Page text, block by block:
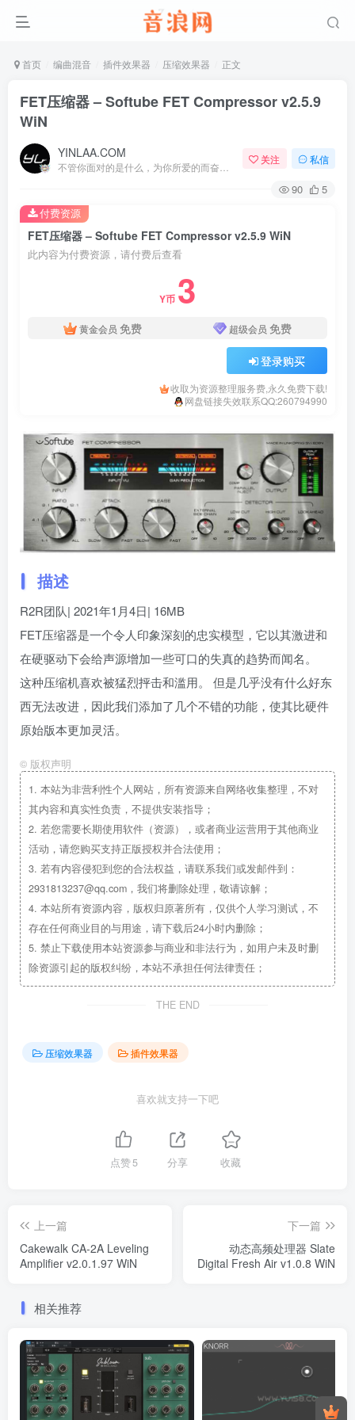
首页 编曲混音 插件效果器 压缩效果器 正文
FET压缩器 – Softube FET Compressor v2.5.9
WiN
YINLAA.COM 关注 私信
90 5
FET压缩器 – Softube FET Compressor v2.5.9 WiN
此内容为付费资源，请付费后查看
Y币 3
黄金会员 免费 超级会员 免费
登录购买
收取为资源整理服务费,永久免费下载!
网盘链接失效联系QQ:260794990
付费资源
描述
R2R团队| 2021年1月4日| 16MB
FET压缩器是一个令人印象深刻的忠实模型，它以其激进和
在硬驱动下会给声源增加一些可口的失真的趋势而闻名。
这种压缩机喜欢被猛烈抨击和滥用。 但是几乎没有什么好东
西无法改进，因此我们添加了几个不错的功能，使其比硬件
原始版本更加灵活。
© 版权声明
1. 本站为非营利性个人网站，所有资源来自网络收集整理，不对
其内容和真实性负责，不提供安装指导；
2. 若您需要长期使用软件（资源），或者商业运营用于其他商业
活动，请您购买支持正版授权并合法使用；
3. 若有内容侵犯到您的合法权益，请联系我们或发邮件到：
2931813237@qq.com，我们将删除处理，敬请谅解；
4. 本站所有资源内容，版权归原著所有，仅供个人学习测试，不
存在任何商业目的与用途，请下载后24小时内删除；
5. 禁止下载使用本站资源参与商业和非法行为，如用户未及时删
除资源引起的版权纠纷，本站不承担任何法律责任；
THE END
压缩效果器 插件效果器
喜欢就支持一下吧
点赞5 分享 收藏
上一篇
Cakewalk CA-2A Leveling
Amplifier v2.0.1.97 WiN
下一篇
动态高频处理器 Slate
Digital Fresh Air v1.0.8 WiN
相关推荐